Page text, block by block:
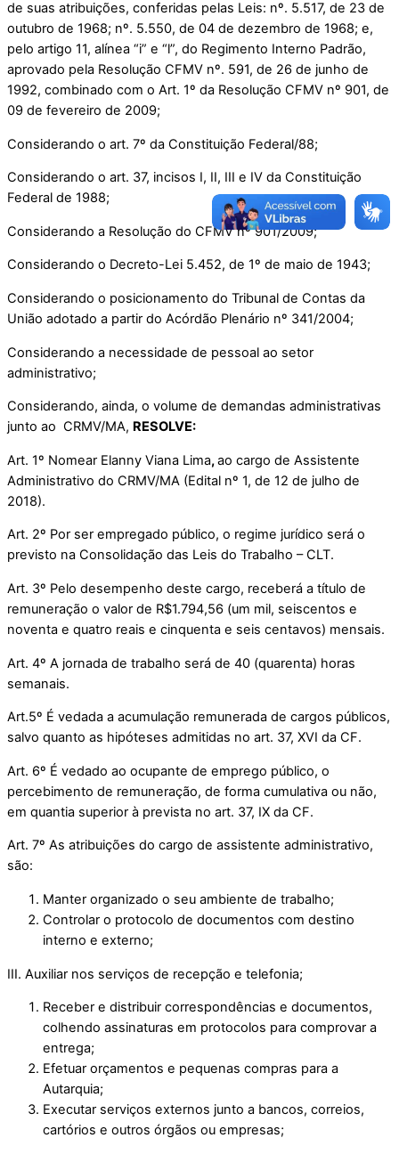
de suas atribuições, conferidas pelas Leis: nº. 5.517, de 23 de
outubro de 1968; nº. 5.550, de 04 de dezembro de 1968; e,
pelo artigo 11, alínea “i” e “l”, do Regimento Interno Padrão,
aprovado pela Resolução CFMV nº. 591, de 26 de junho de
1992, combinado com o Art. 1º da Resolução CFMV nº 901, de
09 de fevereiro de 2009;
Considerando o art. 7º da Constituição Federal/88;
Considerando o art. 37, incisos I, II, III e IV da Constituição
Federal de 1988;
Considerando a Resolução do CFMV nº 901/2009;
Considerando o Decreto-Lei 5.452, de 1º de maio de 1943;
Considerando o posicionamento do Tribunal de Contas da
União adotado a partir do Acórdão Plenário nº 341/2004;
Considerando a necessidade de pessoal ao setor
administrativo;
Considerando, ainda, o volume de demandas administrativas
junto ao CRMV/MA, RESOLVE:
Art. 1º Nomear Elanny Viana Lima,ao cargo de Assistente
Administrativo do CRMV/MA (Edital nº 1, de 12 de julho de
2018).
Art. 2º Por ser empregado público, o regime jurídico será o
previsto na Consolidação das Leis do Trabalho – CLT.
Art. 3º Pelo desempenho deste cargo, receberá a título de
remuneração o valor de R$1.794,56 (um mil, seiscentos e
noventa e quatro reais e cinquenta e seis centavos) mensais.
Art. 4º A jornada de trabalho será de 40 (quarenta) horas
semanais.
Art.5º É vedada a acumulação remunerada de cargos públicos,
salvo quanto as hipóteses admitidas no art. 37, XVI da CF.
Art. 6º É vedado ao ocupante de emprego público, o
percebimento de remuneração, de forma cumulativa ou não,
em quantia superior à prevista no art. 37, IX da CF.
Art. 7º As atribuições do cargo de assistente administrativo,
são:
Manter organizado o seu ambiente de trabalho;
Controlar o protocolo de documentos com destino
interno e externo;
III. Auxiliar nos serviços de recepção e telefonia;
Receber e distribuir correspondências e documentos,
colhendo assinaturas em protocolos para comprovar a
entrega;
Efetuar orçamentos e pequenas compras para a
Autarquia;
Executar serviços externos junto a bancos, correios,
cartórios e outros órgãos ou empresas;